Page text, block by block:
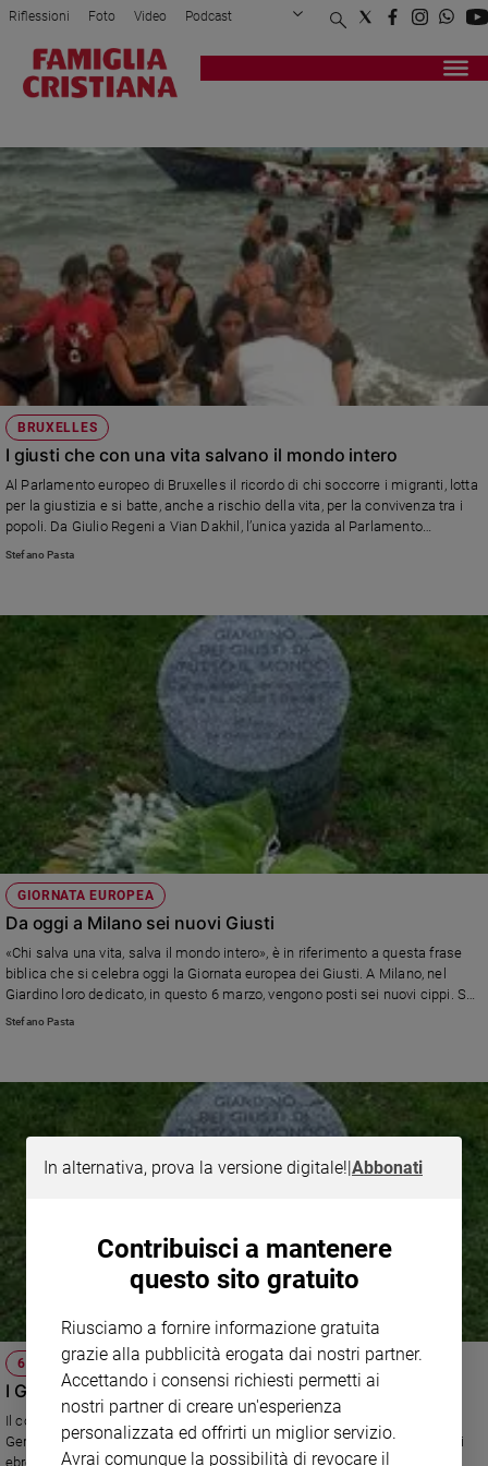
Attualità
Economia
giustizia
Sport
Interviste
Papa
Papa
Chiesa
Chiesa
Santi
fede
del
giorno
Santo
giorno
Società
valori
Ambiente
e
Diritti
di
valore
e
inclusione
Costume
Cultura
e
spettacoli
Riflessioni Foto Video Podcast
Privacy Policy Chi siamo
Registrati Redazione
BRUXELLES
I giusti che con una vita salvano il mondo intero
Al Parlamento europeo di Bruxelles il ricordo di chi soccorre i migranti, lotta
per la giustizia e si batte, anche a rischio della vita, per la convivenza tra i
popoli. Da Giulio Regeni a Vian Dakhil, l’unica yazida al Parlamento
iracheno, dai tre musulmani che hanno protetto ebrei e cristiani dalla furia
Stefano Pasta
GIORNATA EUROPEA
Da oggi a Milano sei nuovi Giusti
«Chi salva una vita, salva il mondo intero», è in riferimento a questa frase
biblica che si celebra oggi la Giornata europea dei Giusti. A Milano, nel
Giardino loro dedicato, in questo 6 marzo, vengono posti sei nuovi cippi. Sei
storie di persone straordinarie. Eccole.
Stefano Pasta
6 MARZO, LA GIORNATA EUROPEA
I Giusti, patrimonio dell’umanità
Il concetto di Giusto è nato con il memoriale di Yad Vashem di
Gerusalemme per ricordare i non ebrei che sono andati in soccorso degli
ebrei. Una figura che «diventa patrimonio di tutta l’umanità», spiega
In alternativa, prova la versione digitale!|Abbonati
Contribuisci a mantenere
questo sito gratuito
Riusciamo a fornire informazione gratuita
grazie alla pubblicità erogata dai nostri partner.
Accettando i consensi richiesti permetti ai
nostri partner di creare un'esperienza
personalizzata ed offrirti un miglior servizio.
Avrai comunque la possibilità di revocare il